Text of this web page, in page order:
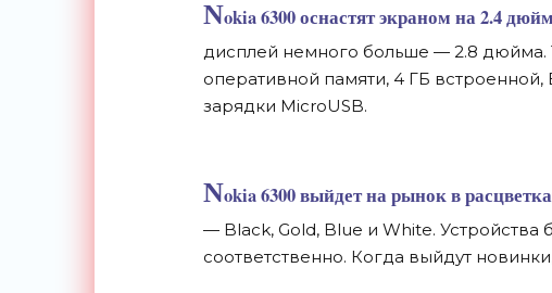
Nokia 6300 оснастят экраном на 2.4
дисплей немного больше — 2.8 дюйма.
оперативной памяти, 4 ГБ встроенной,
зарядки MicroUSB.
Nokia 6300 выйдет на рынок в
— Black, Gold, Blue и White. Устройства
соответственно. Когда выйдут